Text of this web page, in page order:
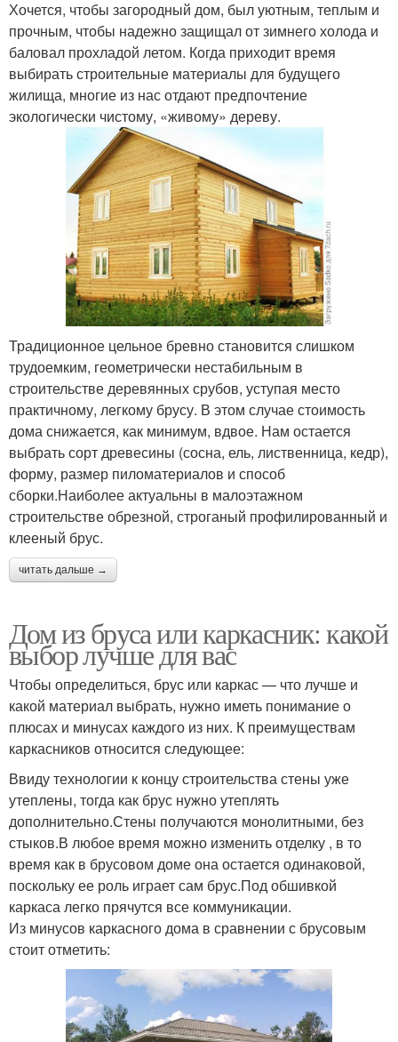
Хочется, чтобы загородный дом, был уютным, теплым и
прочным, чтобы надежно защищал от зимнего холода и
баловал прохладой летом. Когда приходит время
выбирать строительные материалы для будущего
жилища, многие из нас отдают предпочтение
экологически чистому, «живому» дереву.
Традиционное цельное бревно становится слишком
трудоемким, геометрически нестабильным в
строительстве деревянных срубов, уступая место
практичному, легкому брусу. В этом случае стоимость
дома снижается, как минимум, вдвое. Нам остается
выбрать сорт древесины (сосна, ель, лиственница, кедр),
форму, размер пиломатериалов и способ
сборки.Наиболее актуальны в малоэтажном
строительстве обрезной, строганый профилированный и
клееный брус.
читать дальше →
Дом из бруса или каркасник: какой
выбор лучше для вас
Чтобы определиться, брус или каркас — что лучше и
какой материал выбрать, нужно иметь понимание о
плюсах и минусах каждого из них. К преимуществам
каркасников относится следующее:
Ввиду технологии к концу строительства стены уже
утеплены, тогда как брус нужно утеплять
дополнительно.Стены получаются монолитными, без
стыков.В любое время можно изменить отделку , в то
время как в брусовом доме она остается одинаковой,
поскольку ее роль играет сам брус.Под обшивкой
каркаса легко прячутся все коммуникации.
Из минусов каркасного дома в сравнении с брусовым
стоит отметить: